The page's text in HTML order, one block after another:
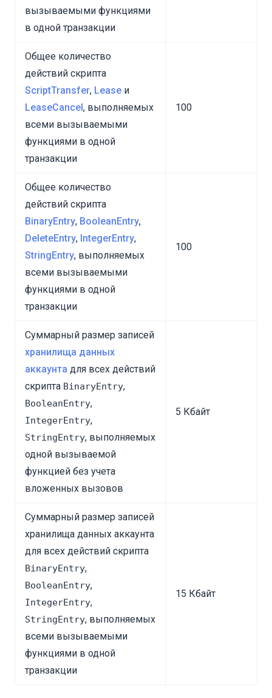
вызываемыми функциями
в одной транзакции
Общее количество
действий скрипта
ScriptTransfer, Lease и
LeaseCancel, выполняемых
всеми вызываемыми
функциями в одной
транзакции
100
Общее количество
действий скрипта
BinaryEntry, BooleanEntry,
DeleteEntry, IntegerEntry,
StringEntry, выполняемых
всеми вызываемыми
функциями в одной
транзакции
100
Суммарный размер записей
хранилища данных
аккаунта для всех действий
скрипта BinaryEntry,
BooleanEntry,
IntegerEntry,
StringEntry, выполняемых
одной вызываемой
функцией без учета
вложенных вызовов
5 Кбайт
Суммарный размер записей
хранилища данных аккаунта
для всех действий скрипта
BinaryEntry,
BooleanEntry,
IntegerEntry,
StringEntry, выполняемых
всеми вызываемыми
функциями в одной
транзакции
15 Кбайт